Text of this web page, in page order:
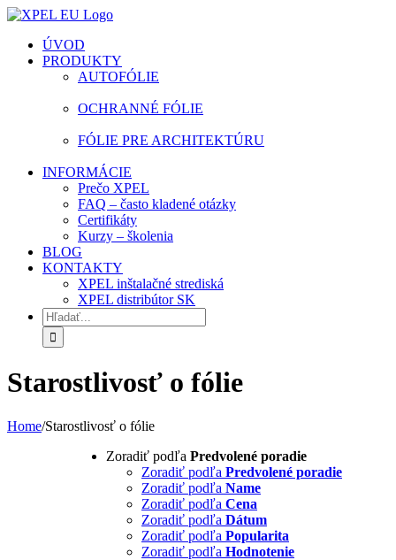
Skip
content
facebook
instagram
youtube
ÚVOD
PRODUKTY
AUTOFÓLIE
OCHRANNÉ FÓLIE
FÓLIE PRE ARCHITEKTÚRU
INFORMÁCIE
Prečo XPEL
FAQ – často kladené otázky
Certifikáty
Kurzy – školenia
BLOG
KONTAKTY
XPEL inštalačné strediská
XPEL distribútor SK
Hľadať:
Starostlivosť o fólie
Home/Starostlivosť o fólie
Zoradiť podľa Predvolené poradie
Zoradiť podľa Predvolené poradie
Zoradiť podľa Name
Zoradiť podľa Cena
Zoradiť podľa Dátum
Zoradiť podľa Popularita
Zoradiť podľa Hodnotenie